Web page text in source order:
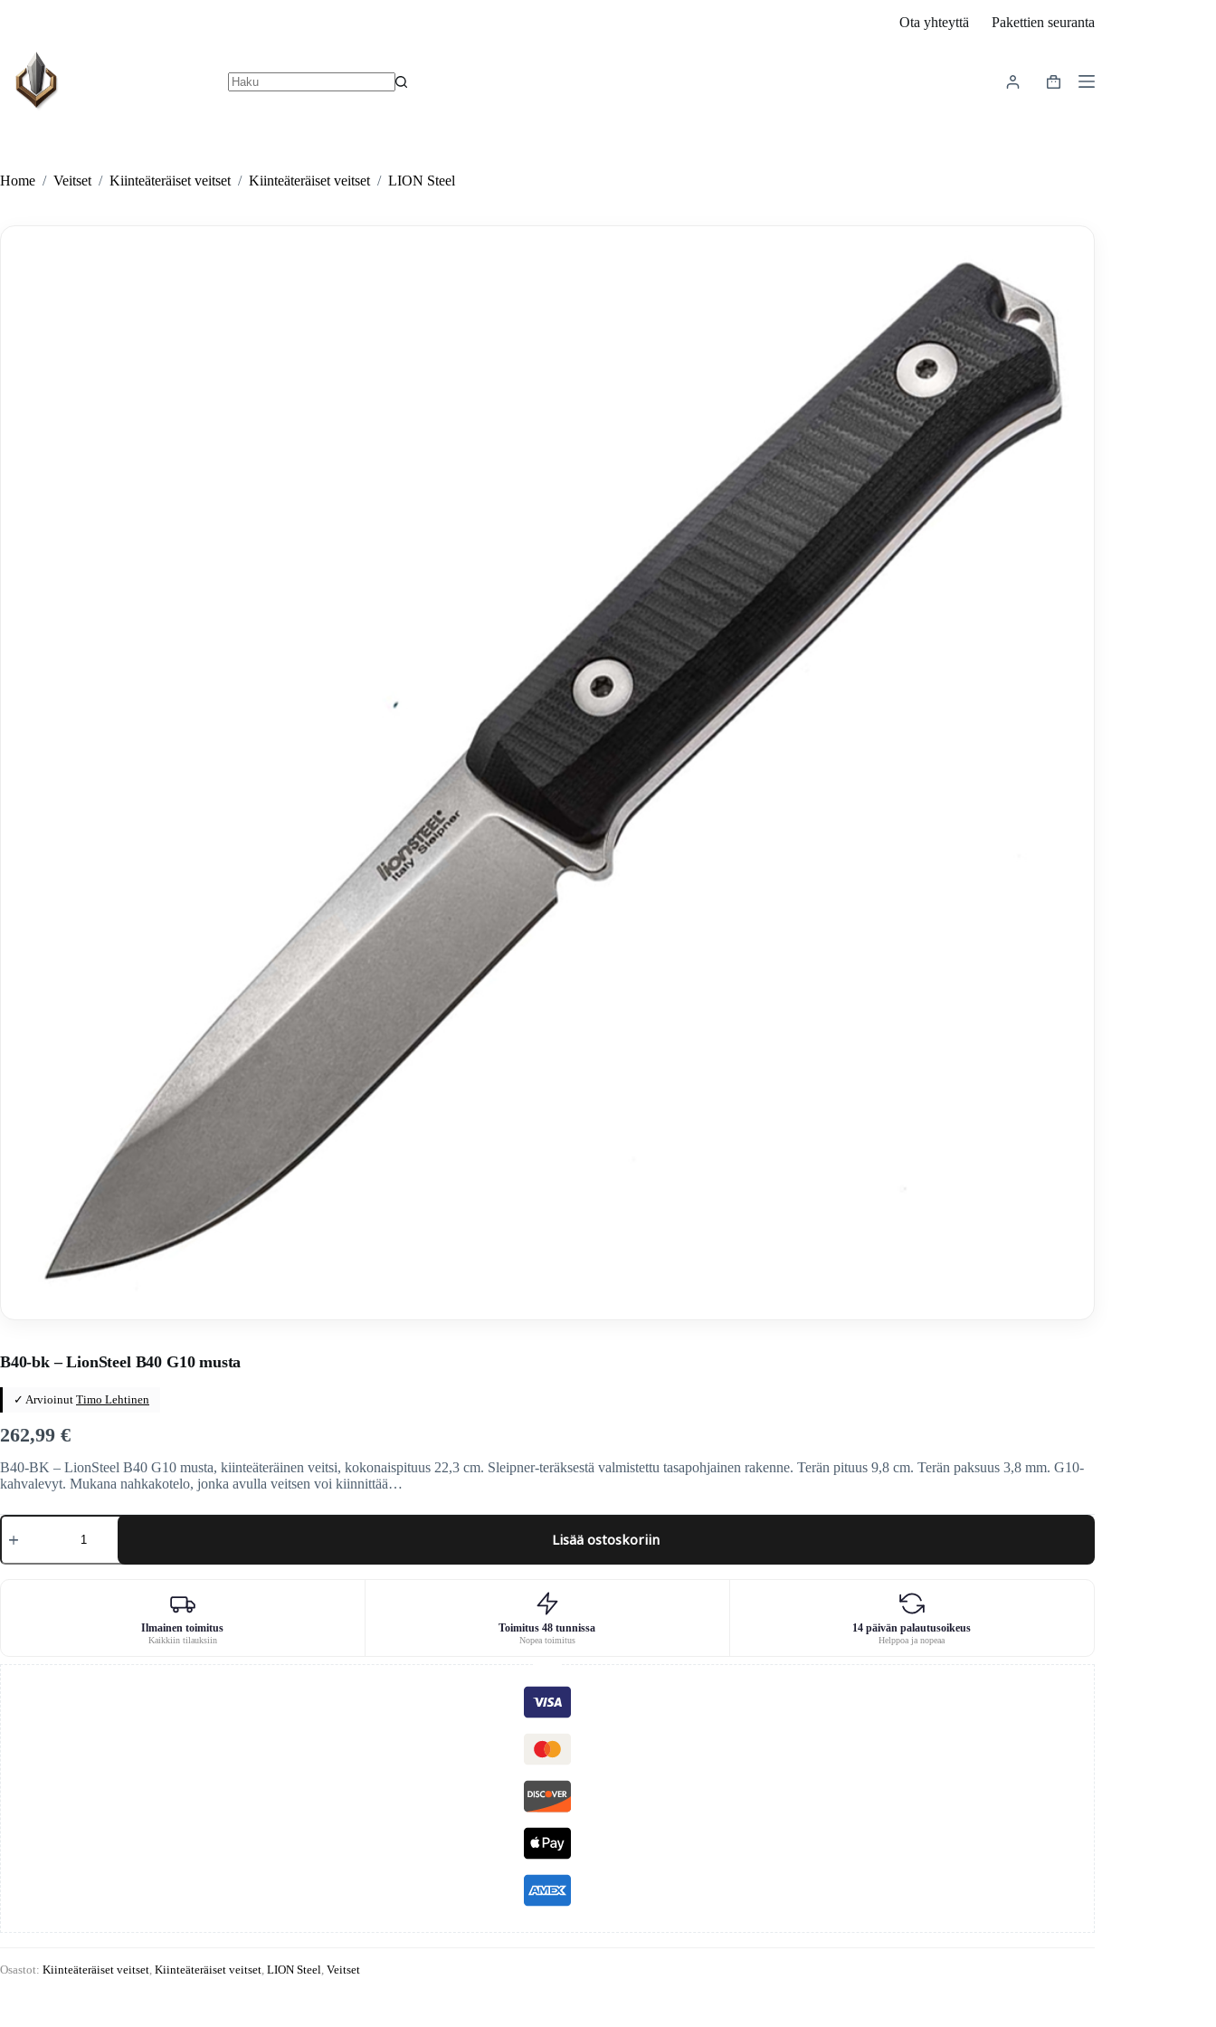
Ota yhteyttä Pakettien seuranta
Shopping
Home / Veitset / Kiinteäteräiset veitset / Kiinteäteräiset veitset / LION Steel
B40-bk – LionSteel B40 G10 musta
✓ Arvioinut Timo Lehtinen
262,99 €
B40-BK – LionSteel B40 G10 musta, kiinteäteräinen veitsi, kokonaispituus 22,3 cm. Sleipner-teräksestä valmistettu tasapohjainen rakenne. Terän pituus 9,8 cm. Terän paksuus 3,8 mm. G10-
kahvalevyt. Mukana nahkakotelo, jonka avulla veitsen voi kiinnittää…
B40-
bk
LionSteel
Lisää ostoskoriin
Ilmainen toimitus
Kaikkiin tilauksiin
Toimitus 48 tunnissa
Nopea toimitus
14 päivän palautusoikeus
Helppoa ja nopeaa
Osastot: Kiinteäteräiset veitset Kiinteäteräiset veitset LION Steel Veitset